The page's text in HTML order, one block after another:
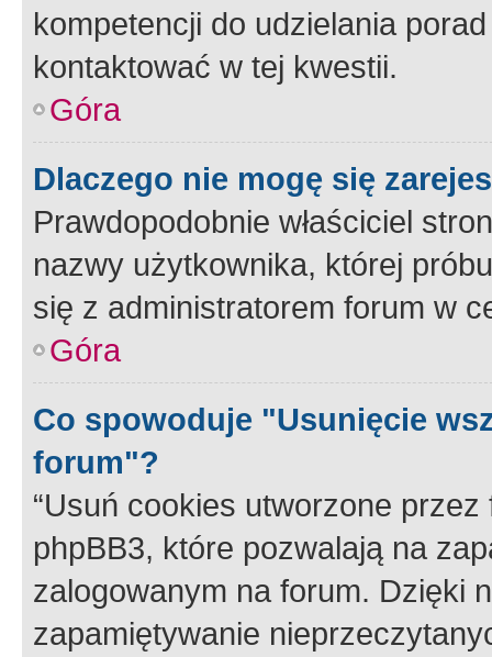
kompetencji do udzielania
kontaktować w tej kwestii.
Góra
Dlaczego nie mogę się
Prawdopodobnie właściciel
nazwy użytkownika, której
się z administratorem forum w
Góra
Co spowoduje "Usunięcie
forum"?
“Usuń cookies utworzone
phpBB3, które pozwalają na
zalogowanym na forum. Dzięki
zapamiętywanie